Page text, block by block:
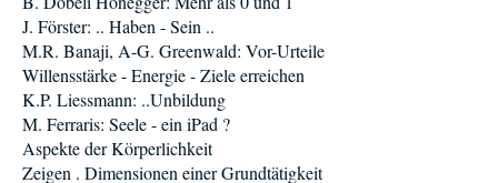
J. Förster: .. Haben - Sein ..
M.R. Banaji, A-G. Greenwald: Vor-Urteile
Willensstärke - Energie - Ziele erreichen
K.P. Liessmann: ..Unbildung
M. Ferraris: Seele - ein iPad ?
Aspekte der Körperlichkeit
Zeigen . Dimensionen einer Grundtätigkeit